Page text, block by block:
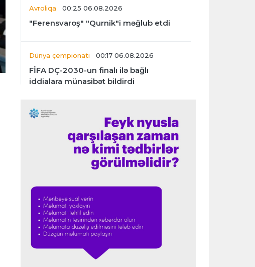
Avroliqa 00:25 06.08.2026
"Ferensvaroş" "Qurnik"i məğlub etdi
Dünya çempionatı 00:17 06.08.2026
FİFA DÇ-2030-un finalı ilə bağlı
iddialara münasibət bildirdi
Transfer
"İnter"in müdafiəçisi üç klubu rədd etdi
00:02 06.08.2026
cavabsız qolla məğlub etdi
İtaliya S.A. 23:59 05.08.2026
"Ümid edirəm ki, Leau "Milan"da
qalacaq"